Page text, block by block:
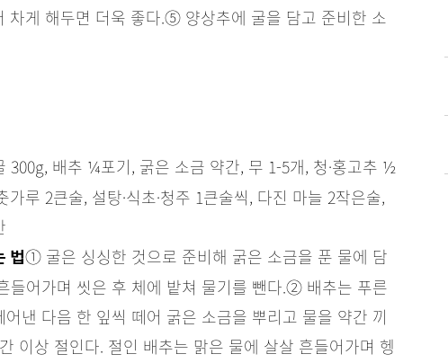
차게 해두면 더욱 좋다.⑤ 양상추에 굴을 담고 준비한 소
300g, 배추 ¼포기, 굵은 소금 약간, 무 1-5개, 청·홍고추 ½
가루 2큰술, 설탕·식초·청주 1큰술씩, 다진 마늘 2작은술,
법① 굴은 싱싱한 것으로 준비해 굵은 소금을 푼 물에 담
들어가며 씻은 후 체에 밭쳐 물기를 뺀다.② 배추는 푸른
어낸 다음 한 잎씩 떼어 굵은 소금을 뿌리고 물을 약간 끼
이상 절인다. 절인 배추는 맑은 물에 살살 흔들어가며 헹